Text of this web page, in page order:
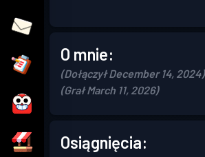
O mnie:
(Dołączył December 14, 2024)
(Grał March 11, 2026)
Osiągnięcia: